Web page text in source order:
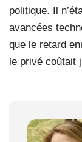
politique. Il
avancées
que le retard
le privé coûtait